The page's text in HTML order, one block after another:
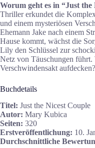
Worum geht es in “Just the
Thriller erkundet die
und einem mysteriösen
Ehemann Jake nach einem
Hause kommt, wächst die
Lily den Schlüssel zur
Netz von Täuschungen
Verschwindensakt aufdecken?
Buchdetails
Titel: Just the Nicest Couple
Autor: Mary Kubica
Seiten: 320
Erstveröffentlichung: 10.
Durchschnittliche